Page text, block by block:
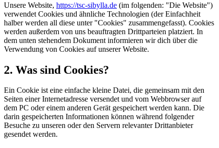
Unsere Website, https://tsc-sibylla.de (im folgenden: "Die Website")
verwendet Cookies und ähnliche Technologien (der Einfachheit
halber werden all diese unter "Cookies" zusammengefasst). Cookies
werden außerdem von uns beauftragten Drittparteien platziert. In
dem unten stehendem Dokument informieren wir dich über die
Verwendung von Cookies auf unserer Website.
2. Was sind Cookies?
Ein Cookie ist eine einfache kleine Datei, die gemeinsam mit den
Seiten einer Internetadresse versendet und vom Webbrowser auf
dem PC oder einem anderen Gerät gespeichert werden kann. Die
darin gespeicherten Informationen können während folgender
Besuche zu unseren oder den Servern relevanter Drittanbieter
gesendet werden.